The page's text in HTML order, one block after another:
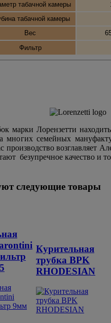
табачной камеры
табачной камеры
Вес
Фильтр
марки Лорензетти
многих семейных
производство
безупречное качество и
следующие товары
Курительная
трубка BPK
RHODESIAN